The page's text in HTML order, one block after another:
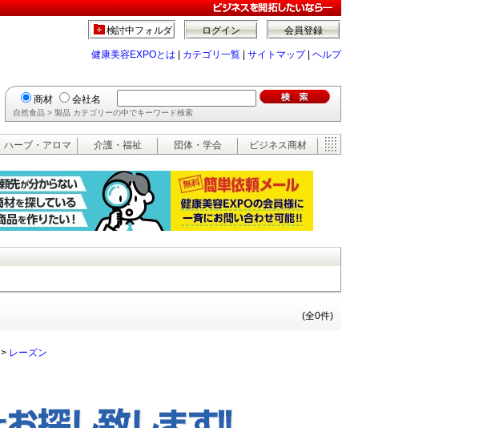
会員登録
ログイン
検討中フォルダ
健康美容EXPOとは カテゴリ一覧 サイトマップ| ヘルプ
商材 会社名
自然食品 > 製品 カテゴリーの中でキーワード検索
ハーブ・アロマ 介護・福祉 団体・学会 ビジネス商材
(全0件)
> レーズン